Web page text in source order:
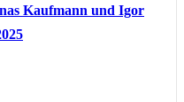
Kaufmann und Igor